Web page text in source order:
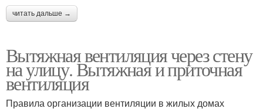
читать дальше →
Вытяжная вентиляция через стену
на улицу. Вытяжная и приточная
вентиляция
Правила организации вентиляции в жилых домах